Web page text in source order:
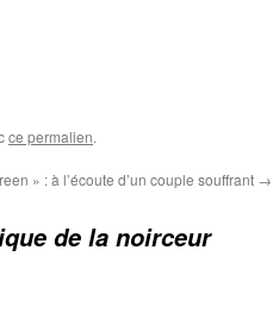
ce permalien.
» : à l’écoute d’un couple souffrant →
de la noirceur